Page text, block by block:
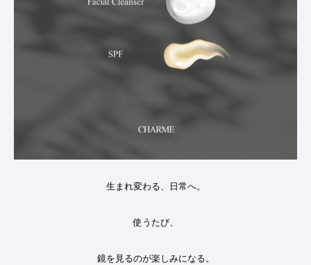
生まれ変わる、日常へ。
使うたび、
鏡を見るのが楽しみになる。